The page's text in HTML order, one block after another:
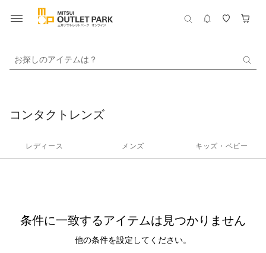
お探しのアイテムは？
コンタクトレンズ
レディース メンズ キッズ・ベビー
条件に一致するアイテムは見つかりません
他の条件を設定してください。